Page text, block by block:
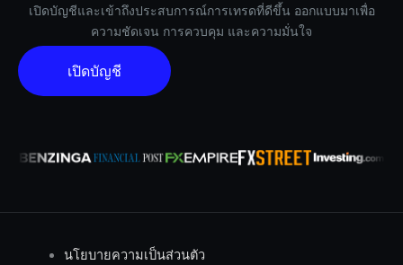
เปิดบัญชีและเข้าถึงประสบการณ์การเทรดที่ดีขึ้น ออกแบบมาเพื่อ
ความชัดเจน การควบคุม และความมั่นใจ
เปิดบัญชี
นโยบายความเป็นส่วนตัว